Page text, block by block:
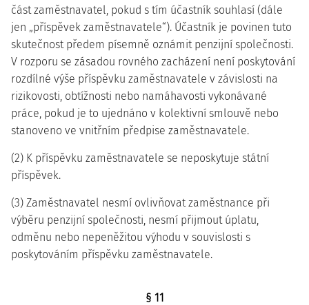
část zaměstnavatel, pokud s tím účastník souhlasí (dále
jen „příspěvek zaměstnavatele“). Účastník je povinen tuto
skutečnost předem písemně oznámit penzijní společnosti.
V rozporu se zásadou rovného zacházení není poskytování
rozdílné výše příspěvku zaměstnavatele v závislosti na
rizikovosti, obtížnosti nebo namáhavosti vykonávané
práce, pokud je to ujednáno v kolektivní smlouvě nebo
stanoveno ve vnitřním předpise zaměstnavatele.
(2) K příspěvku zaměstnavatele se neposkytuje státní
příspěvek.
(3) Zaměstnavatel nesmí ovlivňovat zaměstnance při
výběru penzijní společnosti, nesmí přijmout úplatu,
odměnu nebo nepeněžitou výhodu v souvislosti s
poskytováním příspěvku zaměstnavatele.
§ 11